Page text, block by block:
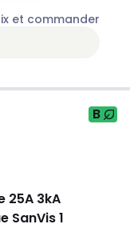
et commander
B
25A 3kA
SanVis 1